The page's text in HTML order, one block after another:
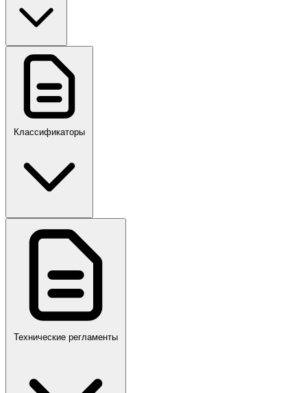
ГОСТ, ГОСТ Р, ПНСТ
ПР,Р,ПМГ,РМГ
Классификаторы
Технические регламенты